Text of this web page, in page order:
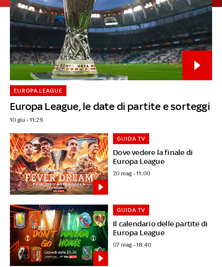
Europa League, le date di partite e sorteggi
EUROPA LEAGUE
10 giu - 11:29
Dove vedere la finale di
Europa League
GUIDA TV
20 mag - 11:00
Il calendario delle partite di
Europa League
GUIDA TV
07 mag - 18:40